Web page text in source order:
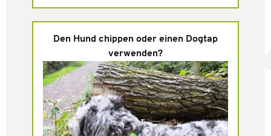
Den Hund chippen oder einen Dogtap
verwenden?